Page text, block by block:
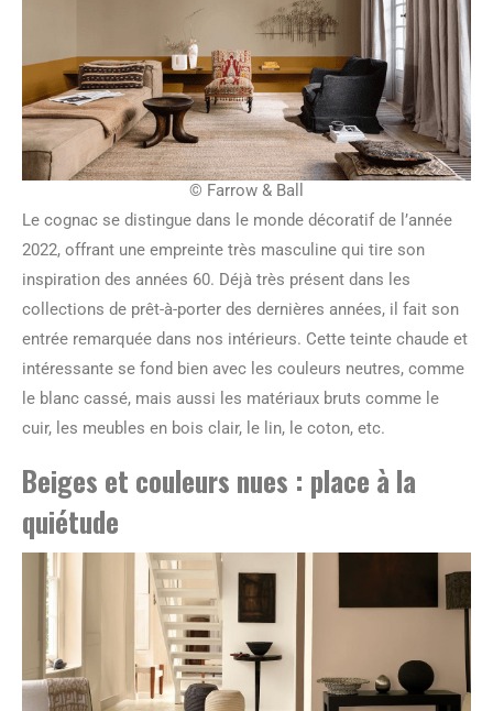
© Farrow & Ball
Le cognac se distingue dans le monde décoratif de l’année
2022, offrant une empreinte très masculine qui tire son
inspiration des années 60. Déjà très présent dans les
collections de prêt-à-porter des dernières années, il fait son
entrée remarquée dans nos intérieurs. Cette teinte chaude et
intéressante se fond bien avec les couleurs neutres, comme
le blanc cassé, mais aussi les matériaux bruts comme le
cuir, les meubles en bois clair, le lin, le coton, etc.
Beiges et couleurs nues : place à la
quiétude